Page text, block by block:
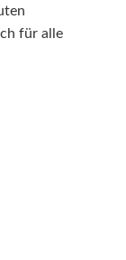
für alle